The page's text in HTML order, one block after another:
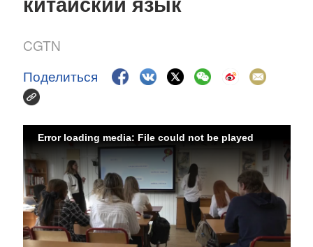
CGTN
Поделиться
Error loading media: File could not be played